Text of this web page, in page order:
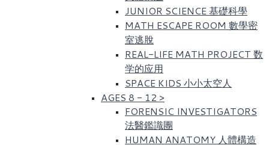
JUNIOR SCIENCE 基礎科學
MATH ESCAPE ROOM 數學密
室逃脫
REAL-LIFE MATH PROJECT 数
学的应用
SPACE KIDS 小小太空人
AGES 8 - 12 >
FORENSIC INVESTIGATORS
法醫鑑識團
HUMAN ANATOMY 人體構造